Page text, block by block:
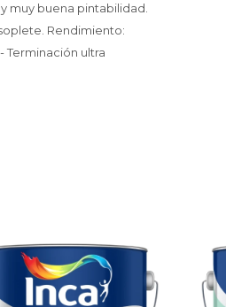
muy buena pintabilidad.
Rendimiento:
Terminación ultra